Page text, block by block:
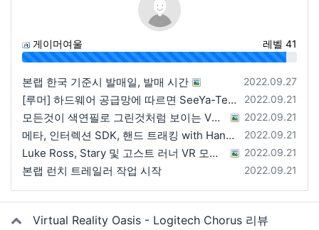
게이머여울 레벨 41
96%
등록일
2022.09.27
본랩 한국 기준시 발매일, 발매 시간
등록일
2022.09.21
[루머] 하드웨어 공급망에 따르면 SeeYa-Tech가 Apple에 여러 번 uOLED 샘플을 보냄
등록일
2022.09.21
모든것이 색연필로 그린것처럼 보이는 VRChat 월드
등록일
2022.09.21
메타, 인터렉션 SDK, 핸드 트래킹 with Hands 2.1에 대한 강연 예정
등록일
2022.09.21
Luke Ross, Stary 및 고스트 러너 VR 모드 공개
등록일
2022.09.21
본랩 런치 트레일러 작업 시작
관련자료
Virtual Reality Oasis - Logitech Chorus 리뷰